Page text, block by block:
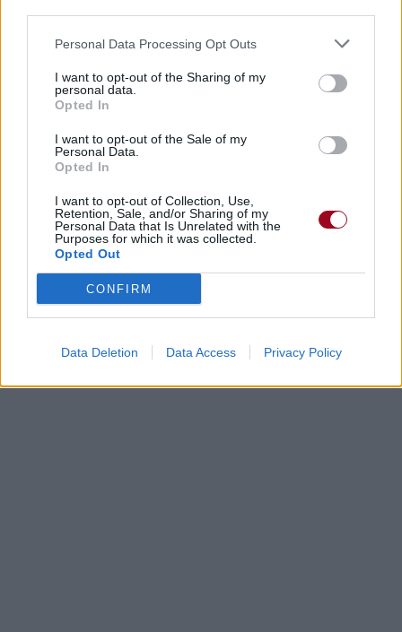
Personal Data Processing Opt Outs
I want to opt-out of the Sharing of my
personal data.
Opted In
I want to opt-out of the Sale of my
Personal Data.
Opted In
I want to opt-out of Collection, Use,
Retention, Sale, and/or Sharing of my
Personal Data that Is Unrelated with the
Purposes for which it was collected.
Opted Out
CONFIRM
Data Deletion Data Access Privacy Policy